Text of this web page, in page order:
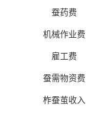
蚕药费
机械作业费
雇工费
蚕需物资费
柞蚕茧收入